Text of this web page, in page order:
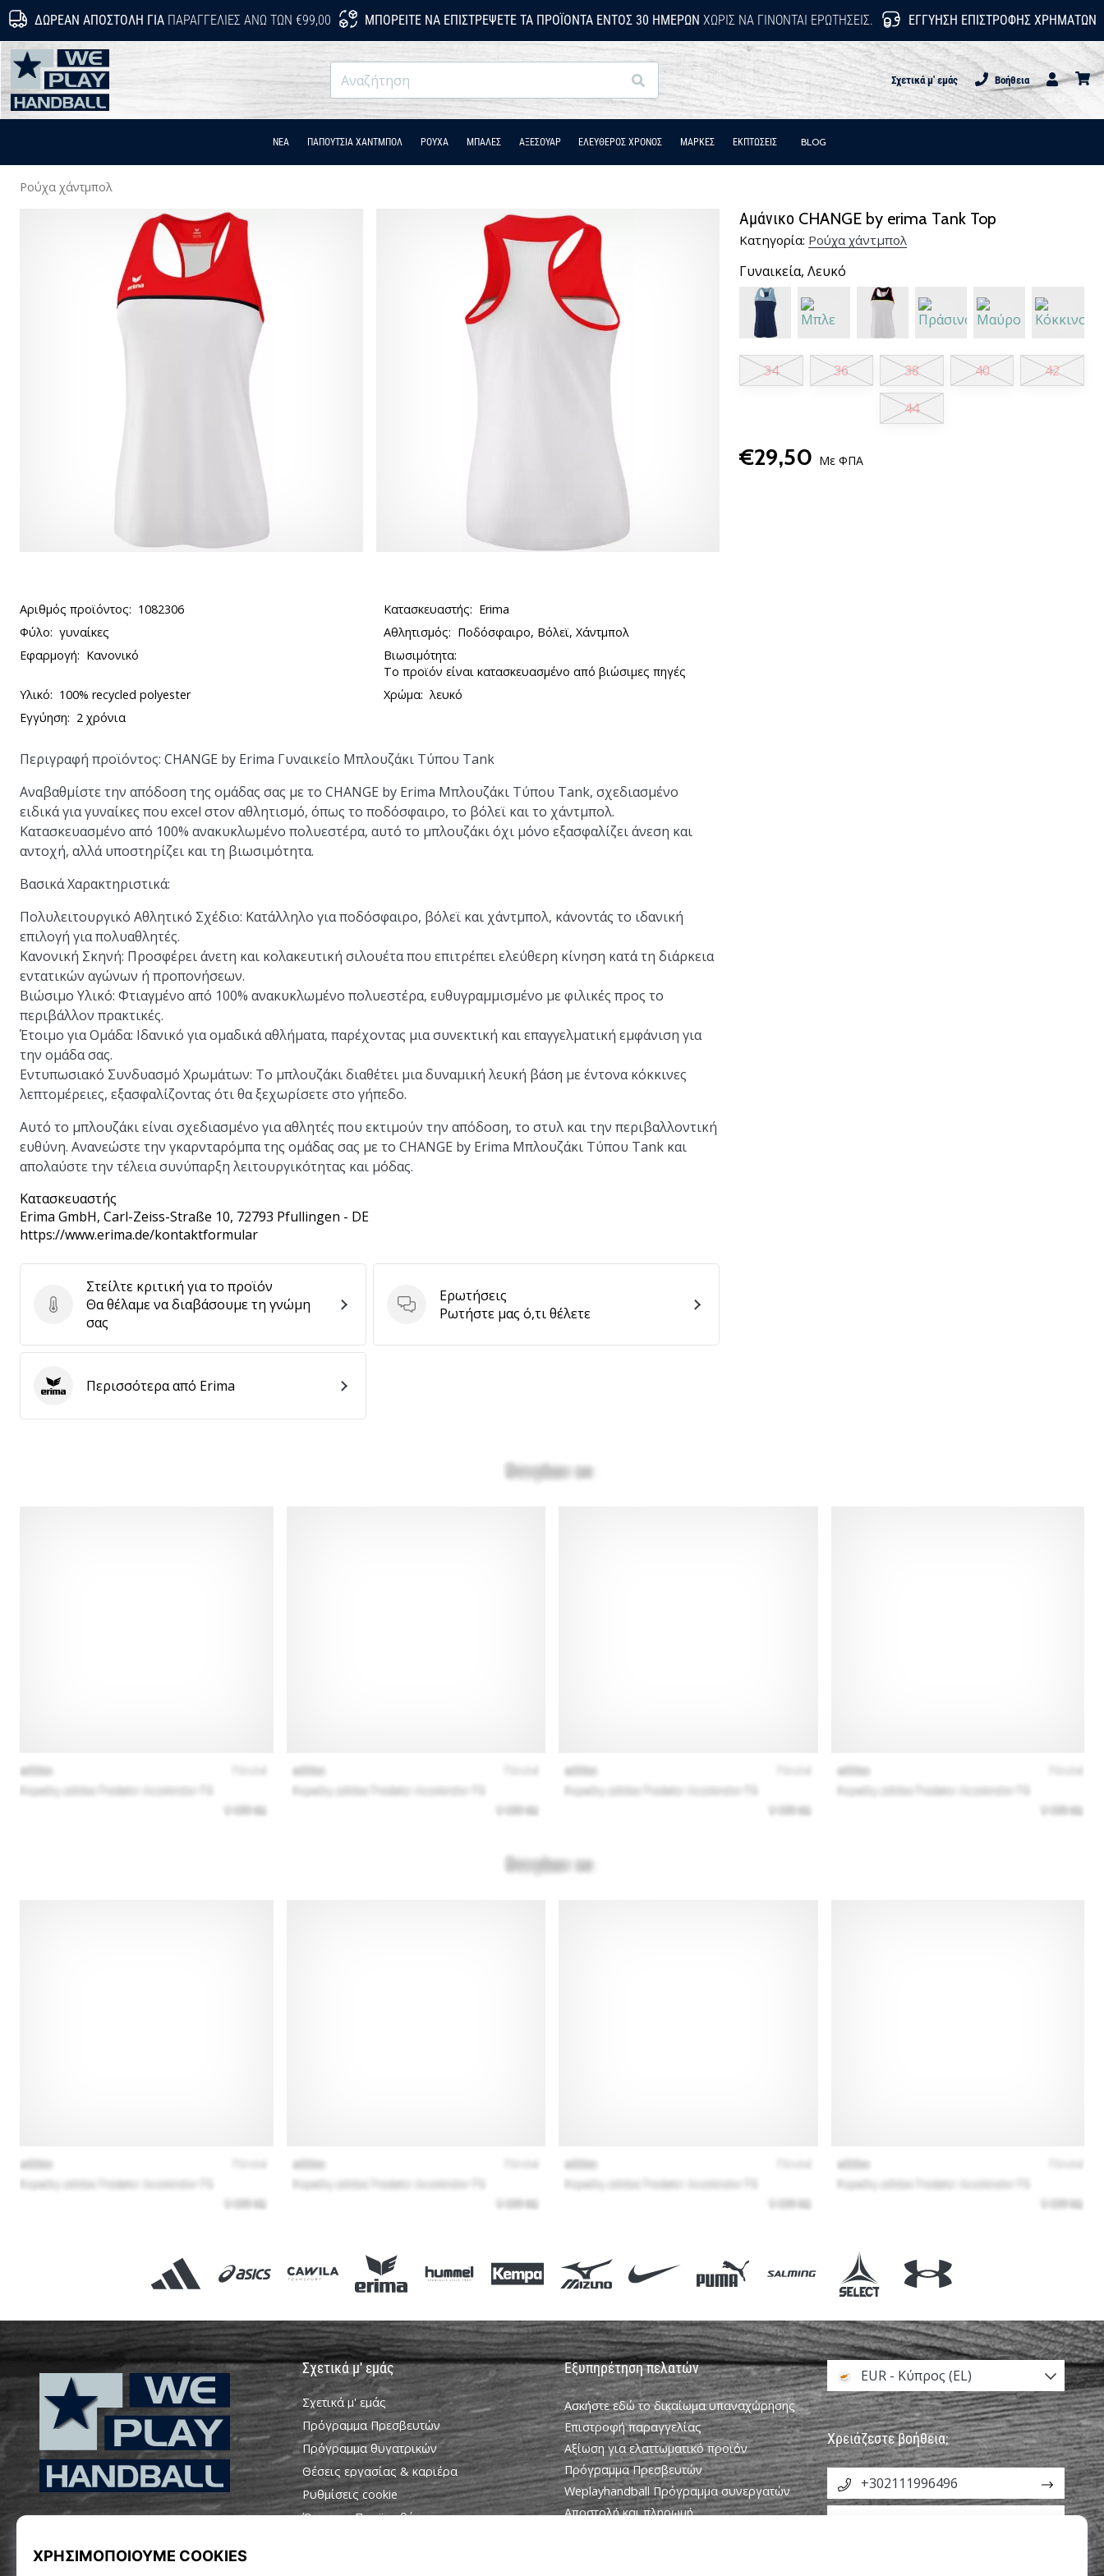
ΔΩΡΕΆΝ ΑΠΟΣΤΟΛΉ ΓΙΑΠΑΡΑΓΓΕΛΊΕΣ ΆΝΩ ΤΩΝ €99,00 ΜΠΟΡΕΊΤΕ ΝΑ ΕΠΙΣΤΡΈΨΕΤΕ ΤΑ ΠΡΟΪΌΝΤΑ ΕΝΤΌΣ 30 ΗΜΕΡΏΝ ΧΩΡΊΣ ΝΑ ΓΊΝΟΝΤΑΙ ΕΡΩΤΉΣΕΙΣ. ΕΓΓΎΗΣΗ ΕΠΙΣΤΡΟΦΉΣ ΧΡΗΜΆΤΩΝ
WePlayHandball.cy
Αναζήτηση Σχετικά μ' εμάς
Βοήθεια
Χρήστης
ΝΕΑ ΠΑΠΟΎΤΣΙΑ ΧΆΝΤΜΠΟΛ ΡΟΎΧΑ ΜΠΑΛΕΣ ΑΞΕΣΟΥΑΡ ΕΛΕΥΘΕΡΟΣ ΧΡΟΝΟΣ ΜΑΡΚΕΣ ΕΚΠΤΩΣΕΙΣ BLOG
Ρούχα χάντμπολ
Αμάνικο CHANGE by erima Tank Top
Κατηγορία: Ρούχα χάντμπολ
Γυναικεία, Λευκό
34 36 38 40 42
44
€29,50 Με ΦΠΑ
Αριθμός προϊόντος: 1082306 Κατασκευαστής: Erima
Φύλο: γυναίκες Αθλητισμός: Ποδόσφαιρο, Βόλεϊ, Χάντμπολ
Εφαρμογή: Κανονικό
Βιωσιμότητα:
Το προϊόν είναι κατασκευασμένο από βιώσιμες πηγές
Υλικό: 100% recycled polyester Χρώμα: λευκό
Εγγύηση: 2 χρόνια
Περιγραφή προϊόντος: CHANGE by Erima Γυναικείο Μπλουζάκι Τύπου Tank
Αναβαθμίστε την απόδοση της ομάδας σας με το CHANGE by Erima Μπλουζάκι Τύπου Tank, σχεδιασμένο
ειδικά για γυναίκες που excel στον αθλητισμό, όπως το ποδόσφαιρο, το βόλεϊ και το χάντμπολ.
Κατασκευασμένο από 100% ανακυκλωμένο πολυεστέρα, αυτό το μπλουζάκι όχι μόνο εξασφαλίζει άνεση και
αντοχή, αλλά υποστηρίζει και τη βιωσιμότητα.
Βασικά Χαρακτηριστικά:
Πολυλειτουργικό Αθλητικό Σχέδιο: Κατάλληλο για ποδόσφαιρο, βόλεϊ και χάντμπολ, κάνοντάς το ιδανική
επιλογή για πολυαθλητές.
Κανονική Σκηνή: Προσφέρει άνετη και κολακευτική σιλουέτα που επιτρέπει ελεύθερη κίνηση κατά τη διάρκεια
εντατικών αγώνων ή προπονήσεων.
Βιώσιμο Υλικό: Φτιαγμένο από 100% ανακυκλωμένο πολυεστέρα, ευθυγραμμισμένο με φιλικές προς το
περιβάλλον πρακτικές.
Έτοιμο για Ομάδα: Ιδανικό για ομαδικά αθλήματα, παρέχοντας μια συνεκτική και επαγγελματική εμφάνιση για
την ομάδα σας.
Εντυπωσιακό Συνδυασμό Χρωμάτων: Το μπλουζάκι διαθέτει μια δυναμική λευκή βάση με έντονα κόκκινες
λεπτομέρειες, εξασφαλίζοντας ότι θα ξεχωρίσετε στο γήπεδο.
Αυτό το μπλουζάκι είναι σχεδιασμένο για αθλητές που εκτιμούν την απόδοση, το στυλ και την περιβαλλοντική
ευθύνη. Ανανεώστε την γκαρνταρόμπα της ομάδας σας με το CHANGE by Erima Μπλουζάκι Τύπου Tank και
απολαύστε την τέλεια συνύπαρξη λειτουργικότητας και μόδας.
Κατασκευαστής
Erima GmbH, Carl-Zeiss-Straße 10, 72793 Pfullingen - DE
https://www.erima.de/kontaktformular
Στείλτε κριτική για το προϊόν
Στείλτε κριτική για το προϊόν
Θα θέλαμε να διαβάσουμε τη γνώμη
σας
Ερωτήσεις
Ερωτήσεις
Ρωτήστε μας ό,τι θέλετε
ErimaΠερισσότερα από Erima
WePlayHandball.cy
Σχετικά μ' εμάς
Σχετικά μ' εμάς
Πρόγραμμα Πρεσβευτών
Πρόγραμμα θυγατρικών
Θέσεις εργασίας & καριέρα
Ρυθμίσεις cookie
Όροι και Προϋποθέσεις
Εξυπηρέτηση πελατών
Ασκήστε εδώ το δικαίωμα υπαναχώρησης
Επιστροφή παραγγελίας
Αξίωση για ελαττωματικό προϊόν
Πρόγραμμα Πρεσβευτών
Weplayhandball Πρόγραμμα συνεργατών
Αποστολή και πληρωμή
EUR - Κύπρος (EL)
Χρειάζεστε βοήθεια;
+302111996496